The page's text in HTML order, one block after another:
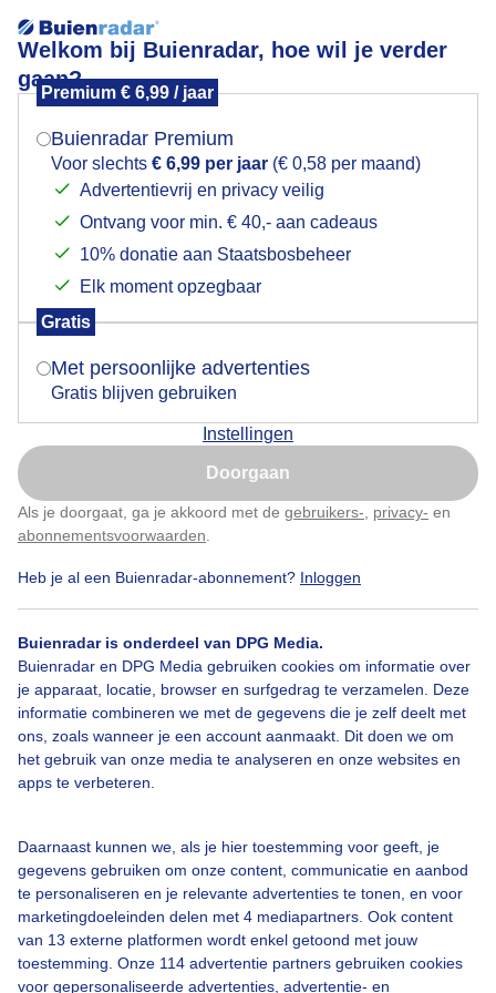
Welkom bij Buienradar, hoe wil je verder
gaan?
Premium € 6,99 / jaar
Buienradar Premium
Voor slechts € 6,99 per jaar (€ 0,58 per maand)
Advertentievrij en privacy veilig
Ontvang voor min. € 40,- aan cadeaus
10% donatie aan Staatsbosbeheer
Elk moment opzegbaar
Gratis
Met persoonlijke advertenties
Gratis blijven gebruiken
Instellingen
Doorgaan
Als je doorgaat, ga je akkoord met de gebruikers- privacy- en
abonnementsvoorwaarden
Heb je al een Buienradar-abonnement? Inloggen
Buienradar is onderdeel van DPG Media.
Buienradar en DPG Media gebruiken cookies om informatie over
je apparaat, locatie, browser en surfgedrag te verzamelen. Deze
informatie combineren we met de gegevens die je zelf deelt met
ons, zoals wanneer je een account aanmaakt. Dit doen we om
het gebruik van onze media te analyseren en onze websites en
apps te verbeteren.
Daarnaast kunnen we, als je hier toestemming voor geeft, je
gegevens gebruiken om onze content, communicatie en aanbod
te personaliseren en je relevante advertenties te tonen, en voor
marketingdoeleinden delen met 4 mediapartners. Ook content
van 13 externe platformen wordt enkel getoond met jouw
toestemming. Onze 114 advertentie partners gebruiken cookies
voor gepersonaliseerde advertenties, advertentie- en
Webcams
Over Buienradar
Bedrijfsgegevens
Veelgestelde vragen
Contact
Adverteren
Buienradar Team
Privacy beleid
Privacy instellingen
Gratis weerdata
@BuienradarBE
Buienradar
Mogen we je locatie gebruiken voor het
Indien je hier nog geen akkoord op hebt gegeven,
verschijnt er zo een pop-up uit je browser waarin
Is goed, toon de popup
Nu niet, misschien later
Klik hierom dit aan te passen